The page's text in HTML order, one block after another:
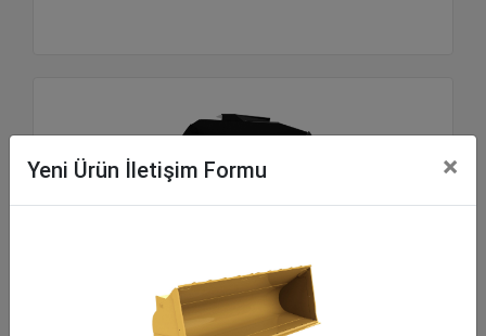
2,7 m3 (3,5 yd3), Fusion™ Ataşman Değiştirici
Yeni Ürün İletişim Formu ×